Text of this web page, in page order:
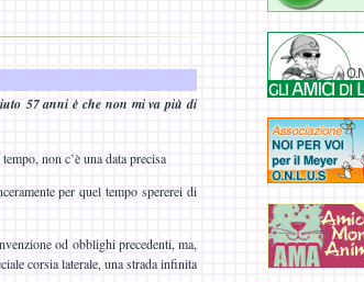
57 anni è che non mi va più di
non c’è una data precisa
per quel tempo spererei di
od obblighi precedenti, ma,
corsia laterale, una strada infinita